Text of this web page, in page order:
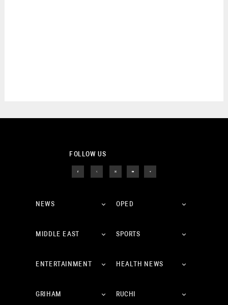
FOLLOW US
NEWS OPED
MIDDLE EAST SPORTS
ENTERTAINMENT HEALTH NEWS
GRIHAM RUCHI